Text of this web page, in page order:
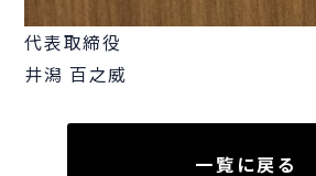
代表取締役
井潟 百之威
一覧に戻る